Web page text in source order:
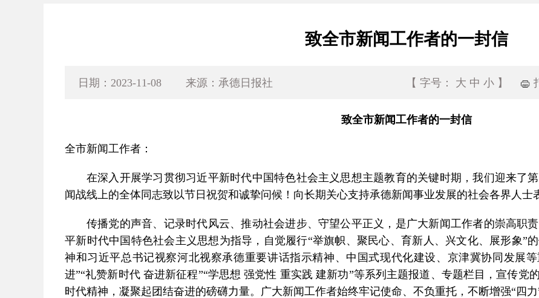
致全市新闻工作者的一封信
日期：2023-11-08 来源：承德日报社 【 字号： 大 中 小 】
致全市新闻工作者的一封信
全市新闻工作者：
在深入开展学习贯彻习近平新时代中国特色社会主义思想主题教育的关键时期，我们迎来了
闻战线上的全体同志致以节日祝贺和诚挚问候！向长期关心支持承德新闻事业发展的社会各界人士
传播党的声音、记录时代风云、推动社会进步、守望公平正义，是广大新闻工作者的崇高职
平新时代中国特色社会主义思想为指导，自觉履行“举旗帜、聚民心、育新人、兴文化、展形象”
神和习近平总书记视察河北视察承德重要讲话指示精神、中国式现代化建设、京津冀协同发展
进”“礼赞新时代 奋进新征程”“学思想 强党性 重实践 建新功”等系列主题报道、专题栏目，宣传党
时代精神，凝聚起团结奋进的磅礴力量。广大新闻工作者始终牢记使命、不负重托，不断增强“四